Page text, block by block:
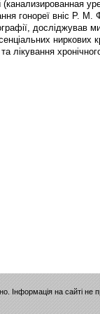
гонореї вніс Р.
досліджував
ниркових
лікування
Інформація на сайті не